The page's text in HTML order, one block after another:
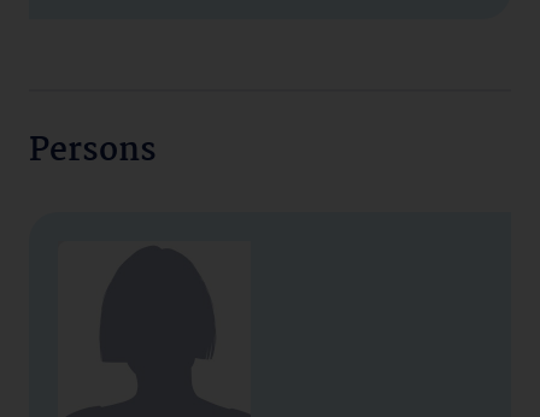
Persons